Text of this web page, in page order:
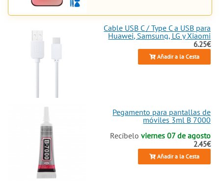
Cable USB C / Type C a USB para
Huawei, Samsung, LG y Xiaomi
6.25€
Añadir a la Cesta
Pegamento para pantallas de
móviles 3ml B 7000
Recíbeloviernes 07 de agosto
2.45€
Añadir a la Cesta